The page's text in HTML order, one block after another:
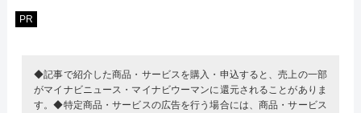
PR
◆記事で紹介した商品・サービスを購入・申込すると、売上の一部
がマイナビニュース・マイナビウーマンに還元されることがありま
す。◆特定商品・サービスの広告を行う場合には、商品・サービス